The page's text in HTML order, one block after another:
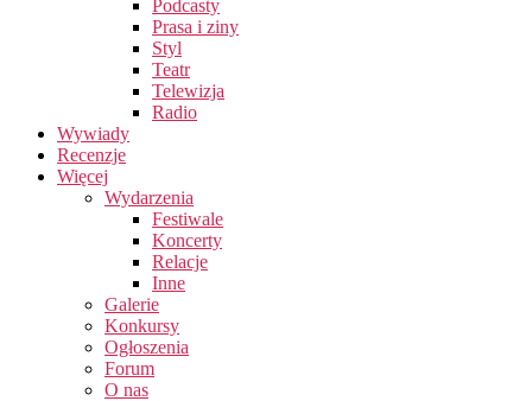
Podcasty
Prasa i ziny
Styl
Teatr
Telewizja
Radio
Wywiady
Recenzje
Więcej
Wydarzenia
Festiwale
Koncerty
Relacje
Inne
Galerie
Konkursy
Ogłoszenia
Forum
O nas